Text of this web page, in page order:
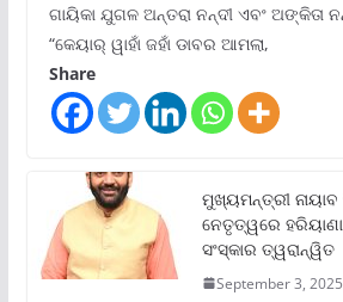
ଗାୟିକା ଯୁଗଳ ଅନ୍ତରା ନନ୍ଦୀ ଏବଂ ଅଙ୍କିତା
“କେୟାର୍ ୱାହାଁ ଜହାଁ ଡାବର ଆମଲା,
Share
ମୁଖ୍ୟମନ୍ତ୍ରୀ
ନେତୃତ୍ୱରେ
ସଂସ୍କାର ତ୍ୱରାନ୍ୱିତ
September 3, 2025